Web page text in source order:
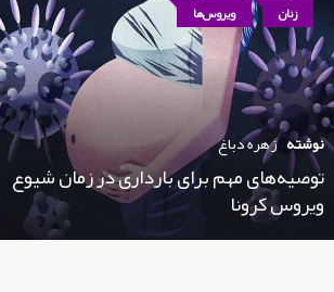
زنان ویروس‌ها
نوشته زهره دباغ
توصیه‌های مهم برای بارداری در زمان شیوع
ویروس کرونا